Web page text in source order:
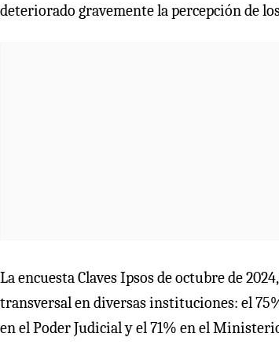
deteriorado gravemente la percepción de
La encuesta Claves Ipsos de octubre de
transversal en diversas instituciones: el
en el Poder Judicial y el 71% en el